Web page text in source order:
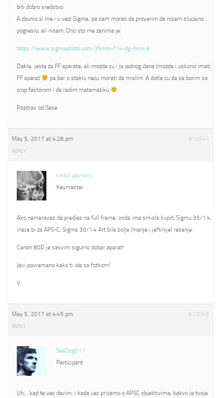
biti dobro sredstvo.
A zbunio si me i u vezi Sigme, pa sam morao da proverim da nisam slucajno
pogresio, ali nisam. Ono sto me zanima je:
https://www.sigmaphoto.com/35mm-f14-dg-hsm-a
Dakle, jeste za FF aparate, ali mozda cu i ja jednog dana (mozda i uskoro) imati
FF aparat
pa bar o staklu necu morati da mislim. A dotle cu da se borim sa
crop faktorom i da radim matematiku
Pozdrav od Sase
May 5, 2017 at 4:28 pm #12044
REPLY
viktor pavlovic
Keymaster
Ako nameravas da predjes na full frame, onda ima smisla kupiti Sigmu 35/1.4,
inace bi za APS-C, Sigma 30/1.4 Art bila bolje (manje i jeftinije) resenje.
Canon 80D je sasvim sigurno dobar aparat!
Javi povremeno kako ti ide sa fotkom!
V.
May 5, 2017 at 4:45 pm #12045
REPLY
SeaDog011
Participant
Uh,…kad te vec davim, i kada vec pricamo o APSC objektivima, kakvo je tvoje